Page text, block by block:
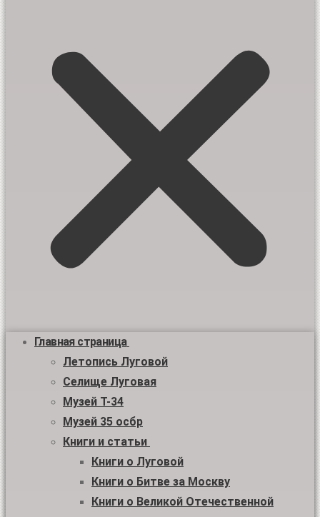
Главная страница
Летопись Луговой
Селище Луговая
Музей Т-34
Музей 35 осбр
Книги и статьи
Книги о Луговой
Книги о Битве за Москву
Книги о Великой Отечественной